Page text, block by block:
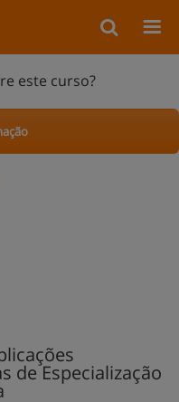
este curso?
de Especialização